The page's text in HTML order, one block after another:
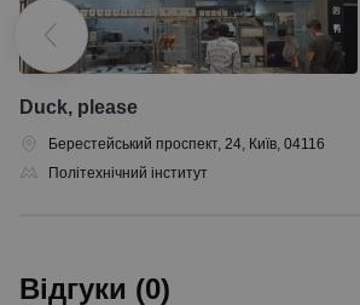
Duck, please
Берестейський проспект, 24, Київ, 04116
Політехнічний інститут
Відгуки (0)